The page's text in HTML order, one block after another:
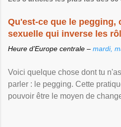
Qu'est-ce que le pegging,
sexuelle qui inverse les
Heure d’Europe centrale – mardi,
Voici quelque chose dont tu
parler : le pegging. Cette
pouvoir être le moyen de